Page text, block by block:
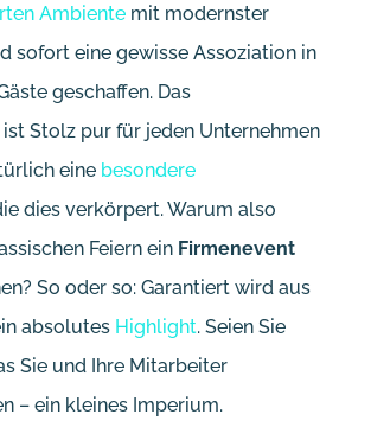
Ambiente mit modernster
sofort eine gewisse Assoziation in
geschaffen. Das
Stolz pur für jeden Unternehmen
eine besondere
dies verkörpert. Warum also
Feiern ein Firmenevent
So oder so: Garantiert wird aus
absolutes Highlight. Seien Sie
Sie und Ihre Mitarbeiter
– ein kleines Imperium.